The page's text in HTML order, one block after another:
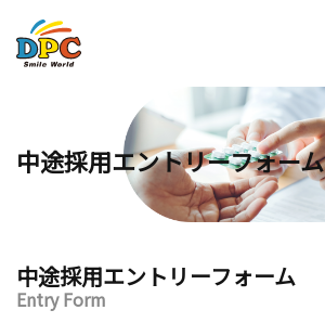
中途採用エントリーフォーム
中途採用エントリーフォーム
Entry Form